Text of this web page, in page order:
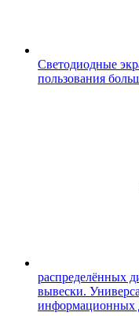
Светодиодные
пользования
распределённых
вывески.
информационных